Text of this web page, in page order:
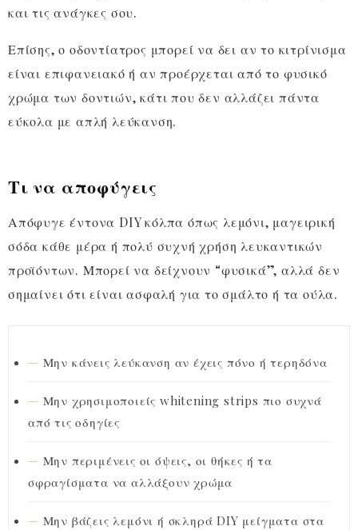
και τις ανάγκες σου.
Επίσης, ο οδοντίατρος μπορεί να δει αν το κιτρίνισμα
είναι επιφανειακό ή αν προέρχεται από το φυσικό
χρώμα των δοντιών, κάτι που δεν αλλάζει πάντα
εύκολα με απλή λεύκανση.
Τι να αποφύγεις
Απόφυγε έντονα DIY κόλπα όπως λεμόνι, μαγειρική
σόδα κάθε μέρα ή πολύ συχνή χρήση λευκαντικών
προϊόντων. Μπορεί να δείχνουν “φυσικά”, αλλά δεν
σημαίνει ότι είναι ασφαλή για το σμάλτο ή τα ούλα.
Μην κάνεις λεύκανση αν έχεις πόνο ή τερηδόνα
Μην χρησιμοποιείς whitening strips πιο συχνά
από τις οδηγίες
Μην περιμένεις οι όψεις, οι θήκες ή τα
σφραγίσματα να αλλάξουν χρώμα
Μην βάζεις λεμόνι ή σκληρά DIY μείγματα στα